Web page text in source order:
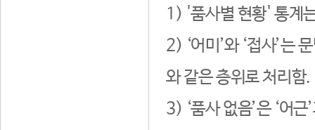
1) '품사별 현황' 통계
2) ‘어미’와 ‘접사’는
와 같은 층위로 처리함.
3) ‘품사 없음’은 ‘어